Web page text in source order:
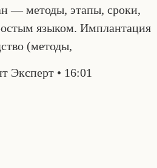
— методы, этапы, сроки,
языком. Имплантация
(методы,
Эксперт 16:01